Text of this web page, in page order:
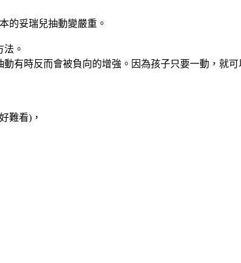
的妥瑞兒抽動變嚴重。
。
有時反而會被負向的增強。因為孩子只要一動，就
難看)，